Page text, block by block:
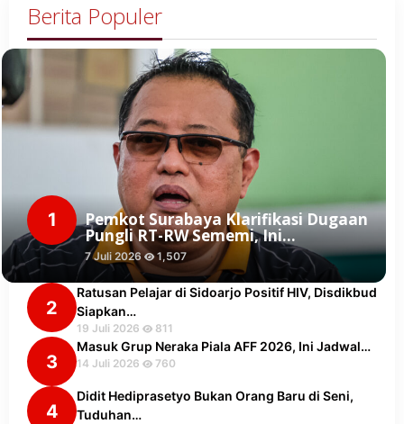
Berita Populer
1 Pemkot Surabaya Klarifikasi Dugaan
Pungli RT-RW Sememi, Ini…
7 Juli 2026 1,507
2
Ratusan Pelajar di Sidoarjo Positif HIV, Disdikbud
Siapkan…
19 Juli 2026 811
3
Masuk Grup Neraka Piala AFF 2026, Ini Jadwal…
14 Juli 2026 760
4
Didit Hediprasetyo Bukan Orang Baru di Seni,
Tuduhan…